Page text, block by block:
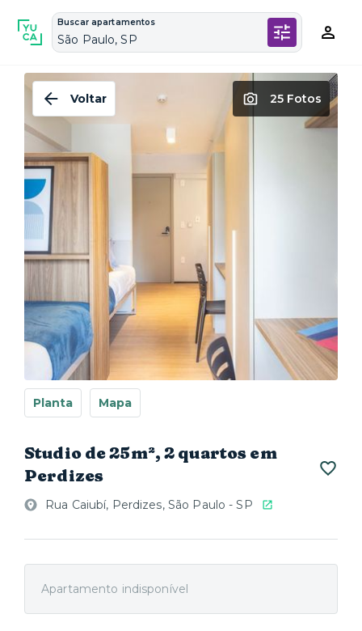
Buscar apartamentos
São Paulo, SP
Voltar 25 Fotos
Planta Mapa
Studio de 25m², 2 quartos em
Perdizes
Rua Caiubí, Perdizes, São Paulo - SP
Apartamento indisponível